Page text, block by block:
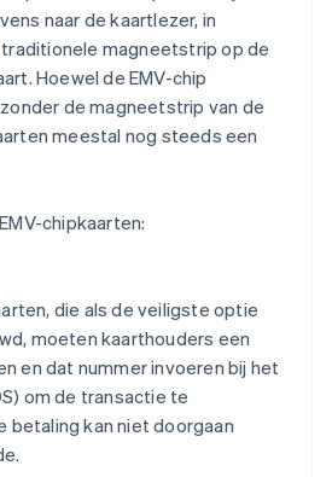
naar de kaartlezer, in
magneetstrip op de
Hoewel de EMV-chip
de magneetstrip van de
meestal nog steeds een
chipkaarten:
die als de veiligste optie
moeten kaarthouders een
en dat nummer invoeren bij het
om de transactie te
betaling kan niet doorgaan